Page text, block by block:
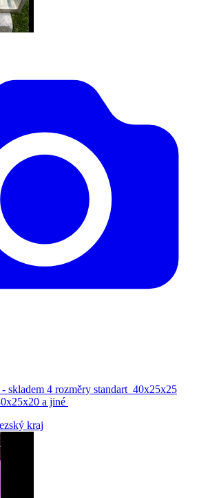
skladem 4 rozměry standart 40x25x25
a jiné
kraj